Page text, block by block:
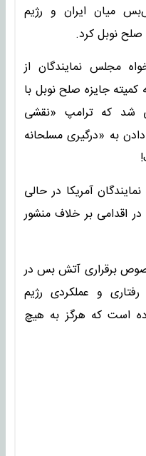
میان ایران و رژیم
صلح نوبل کرد.
مجلس نمایندگان از
کمیته جایزه صلح نوبل با
شد که ترامپ «نقشی
به «درگیری مسلحانه
آمریکا در حالی
اقدامی بر خلاف منشور
برقراری آتش بس در
و عملکردی رژیم
است که هرگز به هیچ